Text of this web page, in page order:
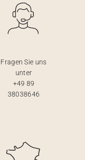
Fragen Sie uns
unter
+49 89
38038646